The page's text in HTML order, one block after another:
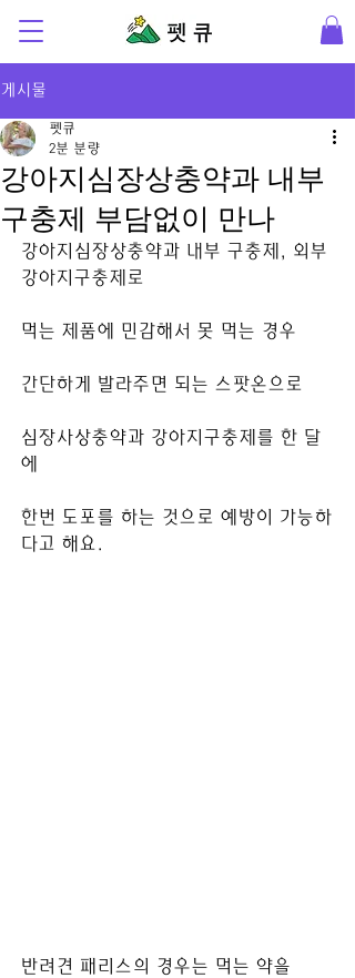
게시물
강아지심장상충약과 내부
구충제 부담없이 만나
펫큐
2분 분량
강아지심장상충약과 내부 구충제, 외부
강아지구충제로
먹는 제품에 민감해서 못 먹는 경우
간단하게 발라주면 되는 스팟온으로
심장사상충약과 강아지구충제를 한 달
에
한번 도포를 하는 것으로 예방이 가능하
다고 해요.
반려견 패리스의 경우는 먹는 약을